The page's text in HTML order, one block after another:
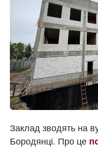
Заклад зводять на
Бородянці. Про це